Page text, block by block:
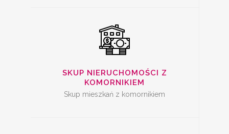
SKUP NIERUCHOMOŚCI Z
KOMORNIKIEM
Skup mieszkań z komornikiem
SKUP ZADŁUŻONYCH